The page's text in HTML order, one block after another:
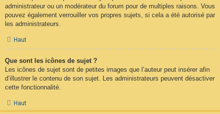
administrateur ou un modérateur du forum pour de multiples raisons. Vous
pouvez également verrouiller vos propres sujets, si cela a été autorisé par
les administrateurs.
Haut
Que sont les icônes de sujet ?
Les icônes de sujet sont de petites images que l’auteur peut insérer afin
d’illustrer le contenu de son sujet. Les administrateurs peuvent désactiver
cette fonctionnalité.
Haut